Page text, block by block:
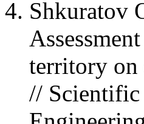
Shkuratov
territory on
// Scientific